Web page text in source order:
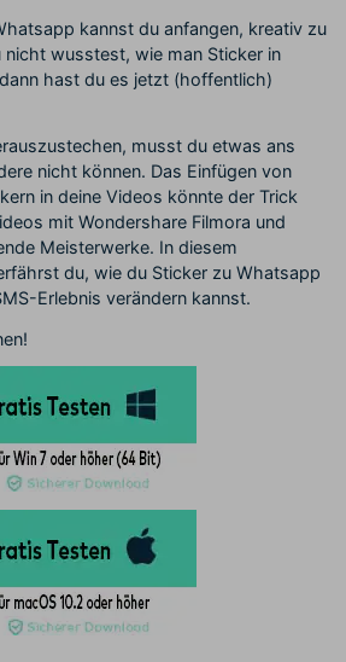
kannst du anfangen, kreativ zu
wusstest, wie man Sticker in
hast du es jetzt (hoffentlich)
musst du etwas ans
nicht können. Das Einfügen von
in deine Videos könnte der Trick
mit Wondershare Filmora und
Meisterwerke. In diesem
du, wie du Sticker zu Whatsapp
Erlebnis verändern kannst.